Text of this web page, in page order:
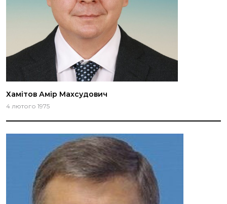
Хамітов Амір Махсудович
4 лютого 1975